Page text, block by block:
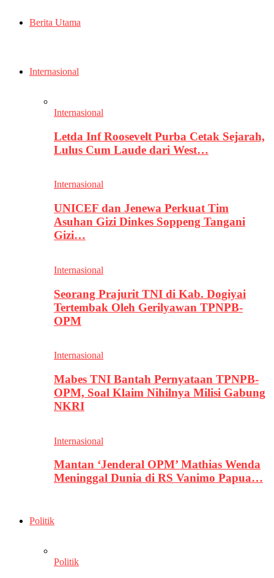
Berita Utama
Internasional
Internasional
Letda Inf Roosevelt Purba Cetak Sejarah,
Lulus Cum Laude dari West…
Internasional
UNICEF dan Jenewa Perkuat Tim
Asuhan Gizi Dinkes Soppeng Tangani
Gizi…
Internasional
Seorang Prajurit TNI di Kab. Dogiyai
Tertembak Oleh Gerilyawan TPNPB-
OPM
Internasional
Mabes TNI Bantah Pernyataan TPNPB-
OPM, Soal Klaim Nihilnya Milisi Gabung
NKRI
Internasional
Mantan ‘Jenderal OPM’ Mathias Wenda
Meninggal Dunia di RS Vanimo Papua…
Politik
Politik